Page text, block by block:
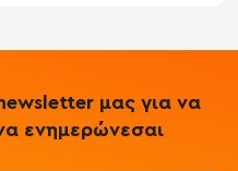
μας για να
ενημερώνεσαι